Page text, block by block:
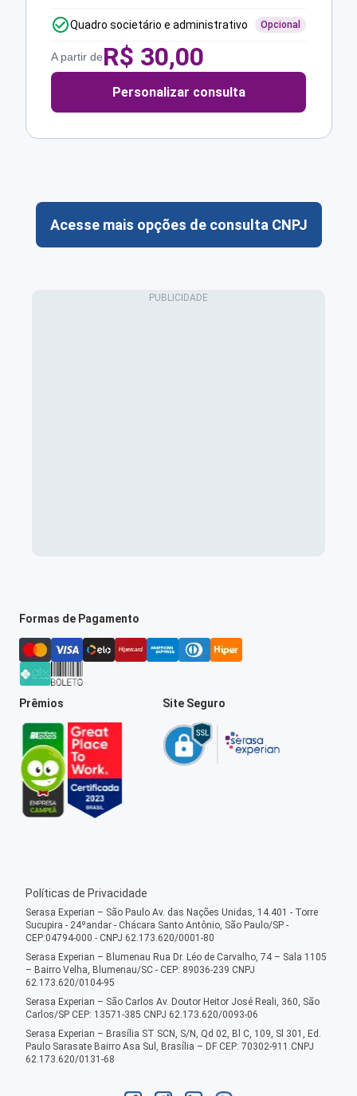
Quadro societário e administrativo Opcional
A partir deR$ 30,00
Personalizar consulta
Acesse mais opções de consulta CNPJ
Formas de Pagamento
Prêmios Site Seguro
Políticas de Privacidade
Serasa Experian – São Paulo Av. das Nações Unidas, 14.401 - Torre
Sucupira - 24ºandar - Chácara Santo Antônio, São Paulo/SP -
CEP:04794-000 - CNPJ 62.173.620/0001-80
Serasa Experian – Blumenau Rua Dr. Léo de Carvalho, 74 – Sala 1105
– Bairro Velha, Blumenau/SC - CEP: 89036-239 CNPJ
62.173.620/0104-95
Serasa Experian – São Carlos Av. Doutor Heitor José Reali, 360, São
Carlos/SP CEP: 13571-385 CNPJ 62.173.620/0093-06
Serasa Experian – Brasília ST SCN, S/N, Qd 02, Bl C, 109, Sl 301, Ed.
Paulo Sarasate Bairro Asa Sul, Brasília – DF CEP: 70302-911 CNPJ
62.173.620/0131-68